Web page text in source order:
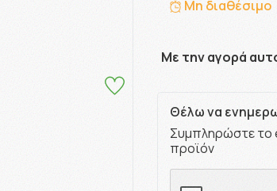
Μη διαθέσιμο
Με την αγορά
Θέλω να
Συμπληρώστε το
προϊόν